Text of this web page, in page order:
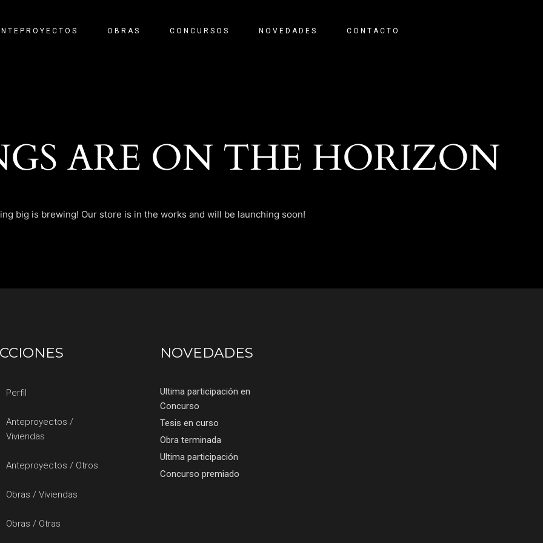
OBRAS CONCURSOS NOVEDADES CONTACTO
ARE ON THE HORIZON
big is brewing! Our store is in the works and will be launching soon!
Perfil
Anteproyectos /
Viviendas
Anteproyectos / Otros
Obras / Viviendas
Obras / Otras
NOVEDADES
Ultima participación en
Concurso
Tesis en curso
Obra terminada
Ultima participación
Concurso premiado